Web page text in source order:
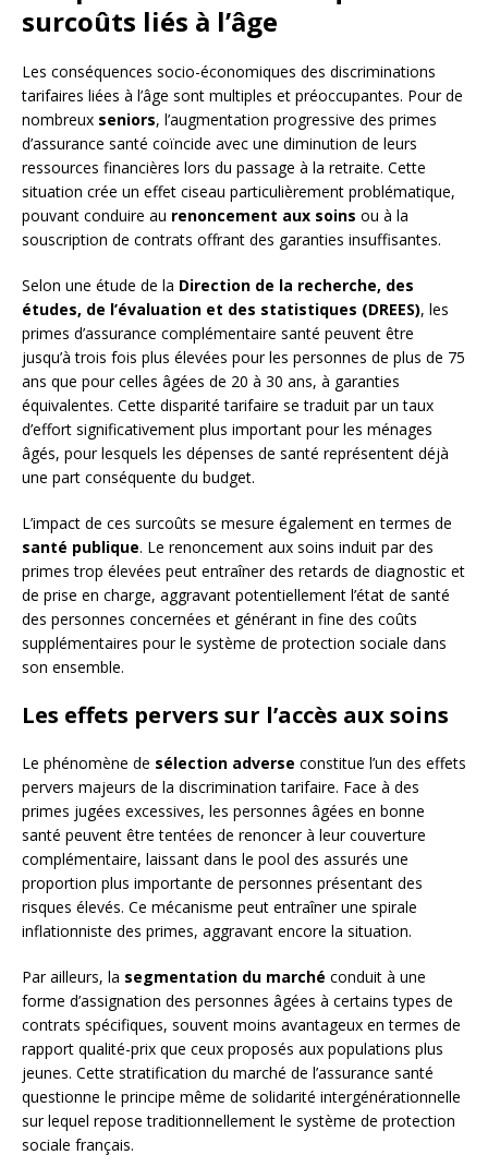
surcoûts liés à l’âge
Les conséquences socio-économiques des discriminations
tarifaires liées à l’âge sont multiples et préoccupantes. Pour de
nombreux seniors, l’augmentation progressive des primes
d’assurance santé coïncide avec une diminution de leurs
ressources financières lors du passage à la retraite. Cette
situation crée un effet ciseau particulièrement problématique,
pouvant conduire au renoncement aux soins ou à la
souscription de contrats offrant des garanties insuffisantes.
Selon une étude de la Direction de la recherche, des
études, de l’évaluation et des statistiques (DREES), les
primes d’assurance complémentaire santé peuvent être
jusqu’à trois fois plus élevées pour les personnes de plus de 75
ans que pour celles âgées de 20 à 30 ans, à garanties
équivalentes. Cette disparité tarifaire se traduit par un taux
d’effort significativement plus important pour les ménages
âgés, pour lesquels les dépenses de santé représentent déjà
une part conséquente du budget.
L’impact de ces surcoûts se mesure également en termes de
santé publique. Le renoncement aux soins induit par des
primes trop élevées peut entraîner des retards de diagnostic et
de prise en charge, aggravant potentiellement l’état de santé
des personnes concernées et générant in fine des coûts
supplémentaires pour le système de protection sociale dans
son ensemble.
Les effets pervers sur l’accès aux soins
Le phénomène de sélection adverse constitue l’un des effets
pervers majeurs de la discrimination tarifaire. Face à des
primes jugées excessives, les personnes âgées en bonne
santé peuvent être tentées de renoncer à leur couverture
complémentaire, laissant dans le pool des assurés une
proportion plus importante de personnes présentant des
risques élevés. Ce mécanisme peut entraîner une spirale
inflationniste des primes, aggravant encore la situation.
Par ailleurs, la segmentation du marché conduit à une
forme d’assignation des personnes âgées à certains types de
contrats spécifiques, souvent moins avantageux en termes de
rapport qualité-prix que ceux proposés aux populations plus
jeunes. Cette stratification du marché de l’assurance santé
questionne le principe même de solidarité intergénérationnelle
sur lequel repose traditionnellement le système de protection
sociale français.